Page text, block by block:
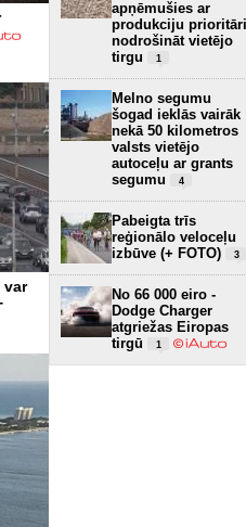
var
apņēmušies ar
produkciju prioritāri
nodrošināt vietējo
tirgu
1
Melno segumu
šogad ieklās vairāk
nekā 50 kilometros
valsts vietējo
autoceļu ar grants
segumu
4
Pabeigta trīs
reģionālo veloceļu
izbūve (+ FOTO)
3
No 66 000 eiro -
Dodge Charger
atgriežas Eiropas
tirgū
1